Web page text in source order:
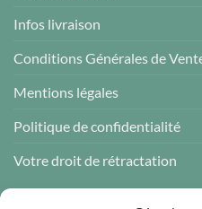
Infos livraison
Conditions Générales de
Mentions légales
Politique de confidentialité
Votre droit de rétractation